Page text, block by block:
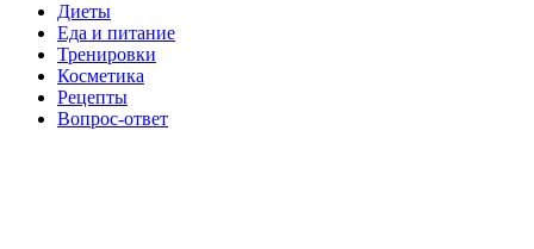
Диеты
Еда и питание
Тренировки
Косметика
Рецепты
Вопрос-ответ